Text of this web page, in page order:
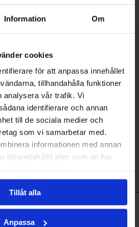
Information Om
cookies
för att anpassa innehållet
tillhandahålla funktioner
analysera vår trafik. Vi
identifierare och annan
till de sociala medier och
som vi samarbetar med.
informationen med annan
tillhandahållit eller som de har
Tillåt alla
Anpassa
information samt bilder.
ett inlägg som sedan går att
information samt bilder.
ett inlägg som sedan går att
information samt bilder.
ett inlägg som sedan går att
leverantörer